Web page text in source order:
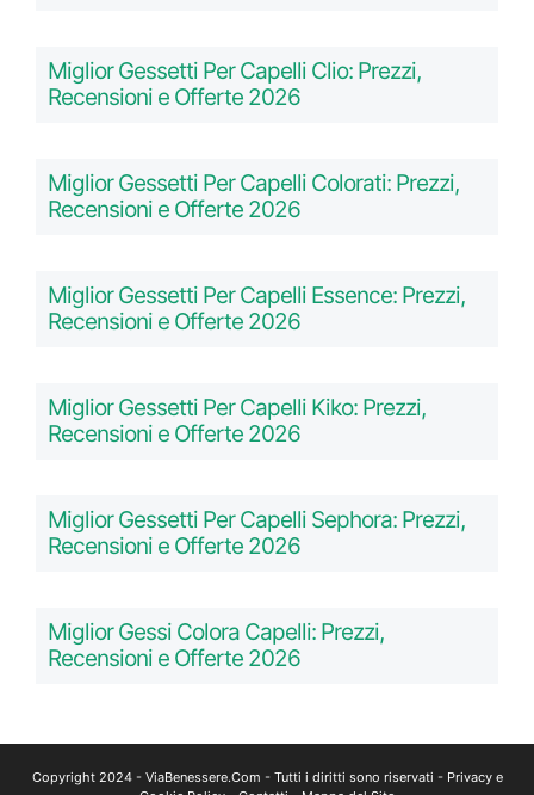
Miglior Gessetti Per Capelli Clio: Prezzi,
Recensioni e Offerte 2026
Miglior Gessetti Per Capelli Colorati: Prezzi,
Recensioni e Offerte 2026
Miglior Gessetti Per Capelli Essence: Prezzi,
Recensioni e Offerte 2026
Miglior Gessetti Per Capelli Kiko: Prezzi,
Recensioni e Offerte 2026
Miglior Gessetti Per Capelli Sephora: Prezzi,
Recensioni e Offerte 2026
Miglior Gessi Colora Capelli: Prezzi,
Recensioni e Offerte 2026
Copyright 2024 - ViaBenessere.Com - Tutti i diritti sono riservati - Privacy e